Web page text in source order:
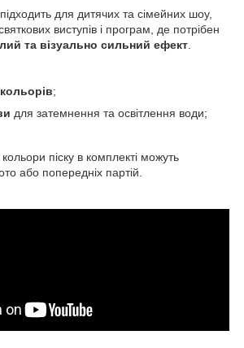
для дитячих та сімейних шоу,
виступів і програм, де потрібен
та візуально сильний ефект.
;
для затемнення та освітлення води;
кольори піску в комплекті можуть
або попередніх партій.